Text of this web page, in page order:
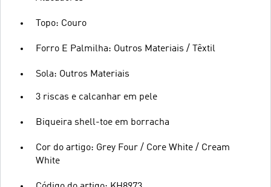
Topo: Couro
Forro E Palmilha: Outros Materiais / Têxtil
Sola: Outros Materiais
3 riscas e calcanhar em pele
Biqueira shell-toe em borracha
Cor do artigo: Grey Four / Core White / Cream
White